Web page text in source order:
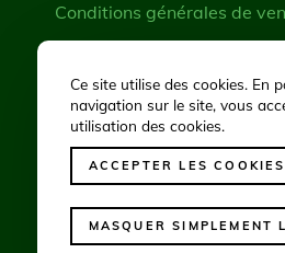
Conditions générales de
Demande de rétractation
RÉSEAUX SOCIAUX
Ce site utilise des cookies. En
navigation sur le site, vous
utilisation des cookies.
ACCEPTER LES COOKIES
MASQUER SIMPLEMENT